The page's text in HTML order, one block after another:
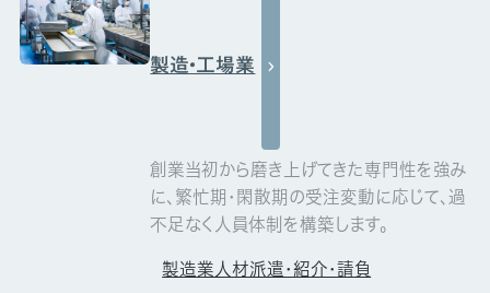
製造・工場業
創業当初から磨き上げてきた専門性を強み
に、繁忙期・閑散期の受注変動に応じて、過
不足なく人員体制を構築します。
製造業人材派遣・紹介・請負